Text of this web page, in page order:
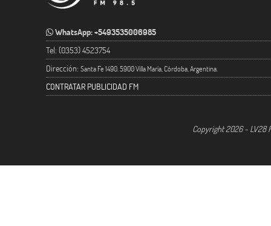
WhatsApp: +5493535006985
Tel: (0353) 4523754
Dirección: Santa Fe 1490. 5900 Villa María, Córdoba, Argentina.
CONTRATAR PUBLICIDAD FM
Copyright 2026 - LV28